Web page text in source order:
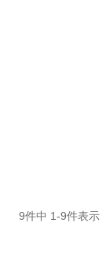
9件中 1-9件表示